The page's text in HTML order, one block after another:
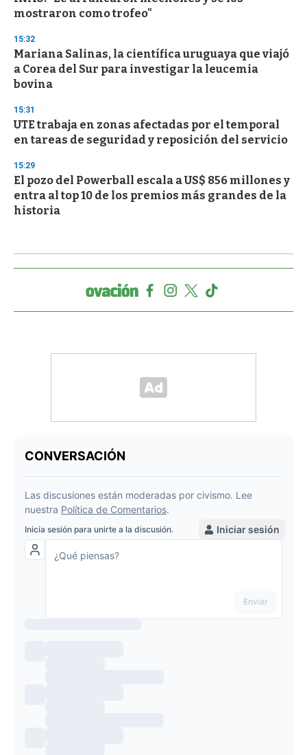
mostraron como trofeo"
15:32
Mariana Salinas, la científica uruguaya que viajó
a Corea del Sur para investigar la leucemia
bovina
15:31
UTE trabaja en zonas afectadas por el temporal
en tareas de seguridad y reposición del servicio
15:29
El pozo del Powerball escala a US$ 856 millones y
entra al top 10 de los premios más grandes de la
historia